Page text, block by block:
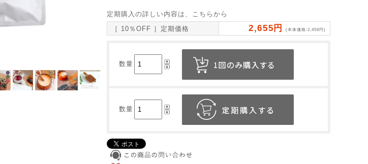
定期購入の詳しい内容は、こちらから
［ 10％OFF ］定期価格
2,655円 (本体価格:2,459円)
数量
数量